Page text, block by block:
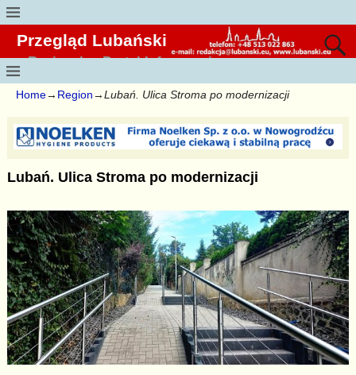
Przegląd Lubański
Regionalny Portal Informacyjny
Home→ Region→Lubań. Ulica Stroma po modernizacji
Lubań. Ulica Stroma po modernizacji